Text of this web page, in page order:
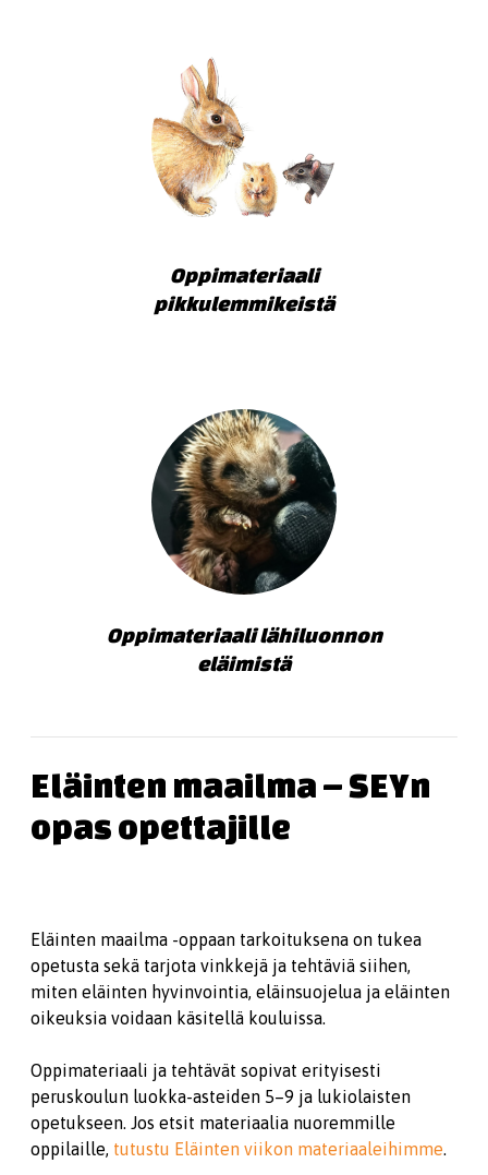
Oppimateriaali
pikkulemmikeistä
Oppimateriaali lähiluonnon
eläimistä
Eläinten maailma – SEYn
opas opettajille
Eläinten maailma -oppaan tarkoituksena on tukea
opetusta sekä tarjota vinkkejä ja tehtäviä siihen,
miten eläinten hyvinvointia, eläinsuojelua ja eläinten
oikeuksia voidaan käsitellä kouluissa.
Oppimateriaali ja tehtävät sopivat erityisesti
peruskoulun luokka-asteiden 5–9 ja lukiolaisten
opetukseen. Jos etsit materiaalia nuoremmille
oppilaille, tutustu Eläinten viikon materiaaleihimme.